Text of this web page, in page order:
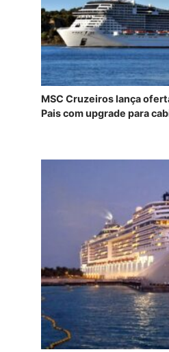
MSC Cruzeiros lança
Pais com upgrade para